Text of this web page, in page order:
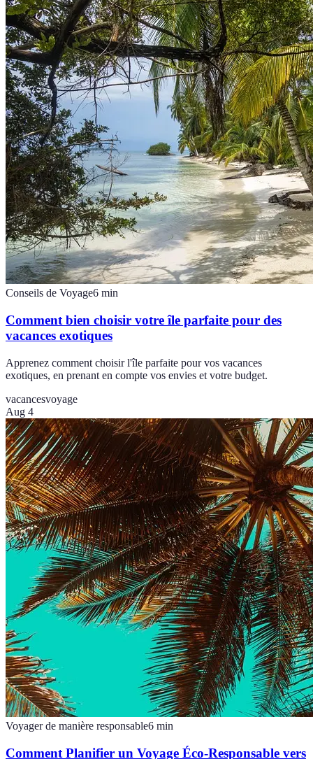
Conseils de Voyage6 min
Comment bien choisir votre île parfaite pour des
vacances exotiques
Apprenez comment choisir l'île parfaite pour vos vacances
exotiques, en prenant en compte vos envies et votre budget.
vacancesvoyage
Aug 4
Voyager de manière responsable6 min
Comment Planifier un Voyage Éco-Responsable vers